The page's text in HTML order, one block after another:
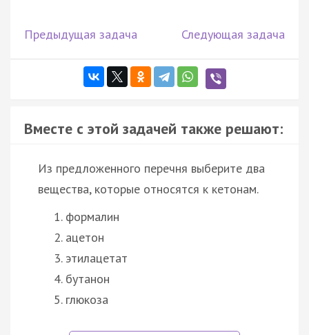
Предыдущая задача Следующая задача
Вместе с этой задачей также решают:
Из предложенного перечня выберите два
вещества, которые относятся к кетонам.
формалин
ацетон
этилацетат
бутанон
глюкоза